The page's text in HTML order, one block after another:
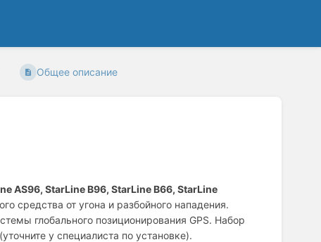
Общее описание
АS96, StarLine B96, StarLine B66, StarLine
средства от угона и разбойного нападения.
глобального позиционирования GPS. Набор
у специалиста по установке).